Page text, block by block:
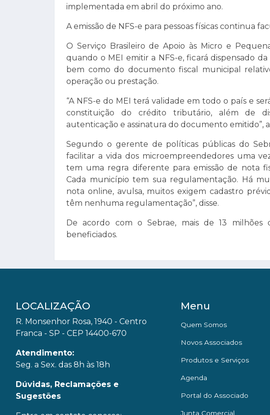
implementada em abril do próximo ano.
A emissão de NFS-e para pessoas físicas continua
O Serviço Brasileiro de Apoio às Micro e
quando o MEI emitir a NFS-e, ficará dispensado
bem como do documento fiscal municipal
operação ou prestação.
“A NFS-e do MEI terá validade em todo o país e
constituição do crédito tributário, além de
autenticação e assinatura do documento emitido”,
Segundo o gerente de políticas públicas do
facilitar a vida dos microempreendedores uma
tem uma regra diferente para emissão de nota
Cada município tem sua regulamentação. Há
nota online, avulsa, muitos exigem cadastro
têm nenhuma regulamentação”, disse.
De acordo com o Sebrae, mais de 13 milhões
beneficiados.
LOCALIZAÇÃO
R. Monsenhor Rosa, 1940 - Centro
Franca - SP - CEP 14400-670
Atendimento:
Seg. a Sex. das 8h às 18h
Dúvidas, Reclamações e
Sugestões
Menu
Quem Somos
Novos Associados
Produtos e Serviços
Agenda
Portal do Associado
Junta Comercial